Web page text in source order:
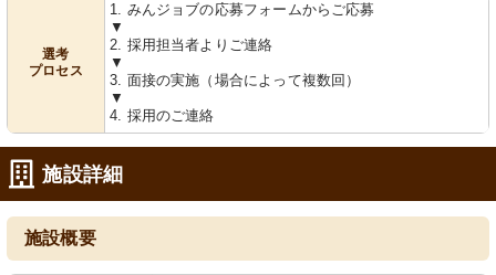
選考
プロセス
1. みんジョブの応募フォームからご応募
▼
2. 採用担当者よりご連絡
▼
3. 面接の実施（場合によって複数回）
▼
4. 採用のご連絡
施設詳細
施設概要